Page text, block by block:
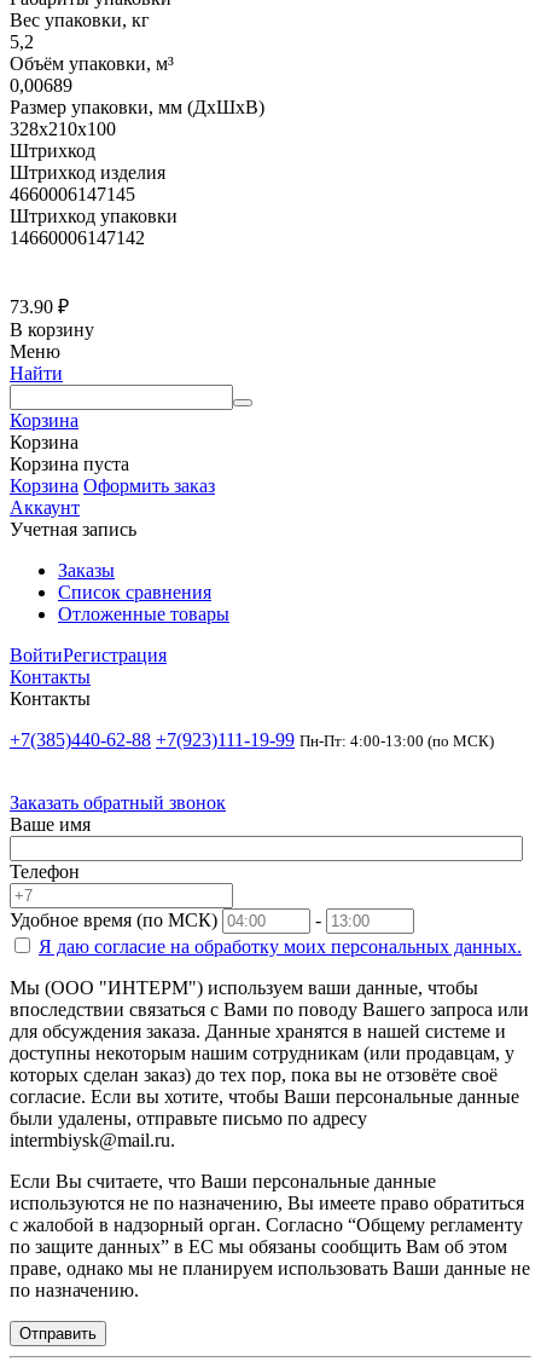
Вес упаковки, кг
5,2
Объём упаковки, м³
0,00689
Размер упаковки, мм (ДхШхВ)
328х210х100
Штрихкод
Штрихкод изделия
4660006147145
Штрихкод упаковки
14660006147142
73.90 ₽
В корзину
Меню
Найти
Корзина
Корзина
Корзина пуста
Корзина Оформить заказ
Аккаунт
Учетная запись
Заказы
Список сравнения
Отложенные товары
ВойтиРегистрация
Контакты
Контакты
+7(385)440-62-88 +7(923)111-19-99 Пн-Пт: 4:00-13:00 (по МСК)
Заказать обратный звонок
Ваше имя
Телефон
Удобное время (по МСК)
-
Я даю согласие на обработку моих персональных данных.
Мы (ООО "ИНТЕРМ") используем ваши данные, чтобы
впоследствии связаться с Вами по поводу Вашего запроса или
для обсуждения заказа. Данные хранятся в нашей системе и
доступны некоторым нашим сотрудникам (или продавцам, у
которых сделан заказ) до тех пор, пока вы не отзовёте своё
согласие. Если вы хотите, чтобы Ваши персональные данные
были удалены, отправьте письмо по адресу
intermbiysk@mail.ru.
Если Вы считаете, что Ваши персональные данные
используются не по назначению, Вы имеете право обратиться
с жалобой в надзорный орган. Согласно “Общему регламенту
по защите данных” в ЕС мы обязаны сообщить Вам об этом
праве, однако мы не планируем использовать Ваши данные не
по назначению.
Отправить